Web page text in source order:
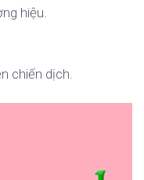
hiệu.
chiến dịch.